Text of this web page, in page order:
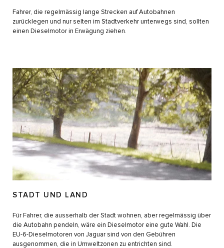
Fahrer, die regelmässig lange Strecken auf Autobahnen
zurücklegen und nur selten im Stadtverkehr unterwegs sind, sollten
einen Dieselmotor in Erwägung ziehen.
STADT UND LAND
Für Fahrer, die ausserhalb der Stadt wohnen, aber regelmässig über
die Autobahn pendeln, wäre ein Dieselmotor eine gute Wahl. Die
EU-6-Dieselmotoren von Jaguar sind von den Gebühren
ausgenommen, die in Umweltzonen zu entrichten sind.